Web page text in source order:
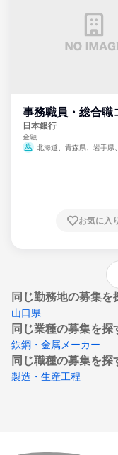
事務職員・総合職
日本銀行
金融
北海道、青森県、岩手県
崎県、熊本県、大分県、宮崎
お気に入
同じ勤務地の募集を
山口県
同じ業種の募集を探
鉄鋼・金属メーカー
同じ職種の募集を探
製造・生産工程